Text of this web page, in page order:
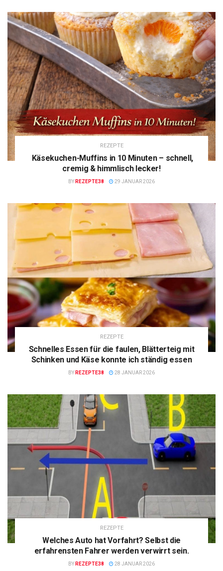
REZEPTE
Käsekuchen-Muffins in 10 Minuten – schnell,
cremig & himmlisch lecker!
BY REZEPTE38 29 JANUAR 2026
REZEPTE
Schnelles Essen für die faulen, Blätterteig mit
Schinken und Käse konnte ich ständig essen
BY REZEPTE38 28 JANUAR 2026
REZEPTE
Welches Auto hat Vorfahrt? Selbst die
erfahrensten Fahrer werden verwirrt sein.
BY REZEPTE38 28 JANUAR 2026